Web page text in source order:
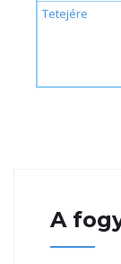
Tetejére
A